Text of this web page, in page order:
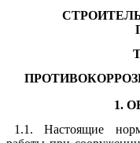
1.
1.1. Настоящие